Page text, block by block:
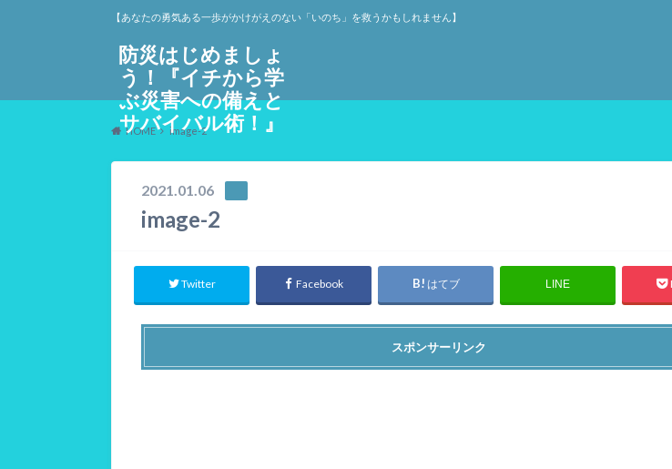
防災はじめましょ
う！『イチから学
ぶ災害への備えと
サバイバル術！』
【あなたの勇気ある一歩がかけがえのない「いのち」を救うかもしれません】
HOME
image-2
2021.01.06
image-2
Twitter Facebook はてブ LINE
スポンサーリンク